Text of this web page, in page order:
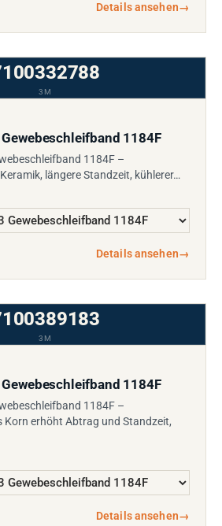
Details ansehen→
3M
1184F
1184F –
längere Standzeit, kühlerer…
Details ansehen→
3M
1184F
1184F –
erhöht Abtrag und Standzeit,
Details ansehen→